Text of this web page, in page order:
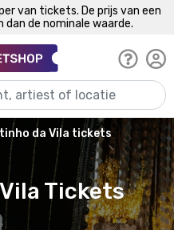
van tickets. De prijs van een
de nominale waarde.
da Vila tickets
Tickets